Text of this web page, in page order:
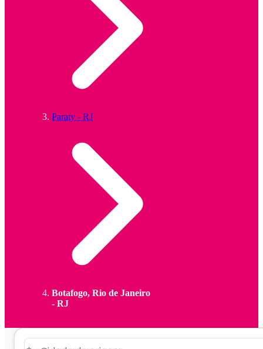
Paraty - RJ
Botafogo, Rio de Janeiro
- RJ